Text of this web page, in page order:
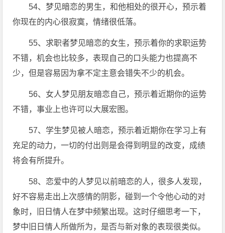
54、梦见暗恋的男生，和他相处的很开心，预示着
你现在的内心很寂寞，情绪很低落。
55、求职者梦见暗恋的女生，预示着你的求职运势
不错，机会也比较多，表现自己的口头能力也提高不
少，但是容易因为拿不定主意会错失不少的机会。
56、女人梦见朋友暗恋自己，预示着近期你的运势
不错，事业上也许可以大展宏图。
57、学生梦见被人暗恋，预示着近期你在学习上有
充足的动力，一切的付出则是会得到明显的改变，成绩
将会有所提升。
58、恋爱中的人梦见以前暗恋的人，很多人发现，
好不容易走出上次感情的阴影，碰到一个令他心动的对
象时，旧日情人在梦中频繁出现。这时仔细思考一下，
梦中旧日情人所做所为，是否与新对象的表现很类似。